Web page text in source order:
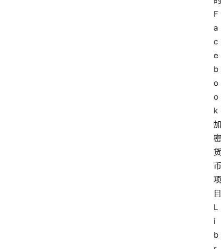
F
a
c
e
b
o
o
k
加
密
货
币
项
目
L
i
b